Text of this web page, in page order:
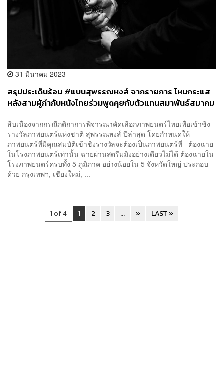
31 มีนาคม 2023
สรุปประเด็นร้อน #แบนสุพรรณหงส์ จากรายการ โหนกระแส
หลังสามผู้กำกับหนังไทยร่วมพูดคุยกับตัวแทนสมาพันธ์สมาคม
สืบเนื่องจากกรณีกติกาการพิจารณาคัดเลือกภาพยนตร์ไทยเพื่อเข้าชิง
รางวัลภาพยนตร์แห่งชาติ สุพรรณหงส์ ปีล่าสุด โดยกำหนดให้
ภาพยนตร์ที่มีคุณสมบัติเข้าชิงรางวัลจะต้องเป็นภาพยนตร์ที่ ต้องฉาย
ในโรงภาพยนตร์เท่านั้น ฉายผ่านสตรีมมิงอย่างเดียวไม่ได้ ต้องฉายใน
โรงภาพยนตร์ครบทั้ง 5 ภูมิภาค อย่างน้อยใน 5 จังหวัดใหญ่ ประกอบ
ด้วย กรุงเทพฯ, เชียงใหม่, ...
1 of 4 1 2 3 ... » LAST »